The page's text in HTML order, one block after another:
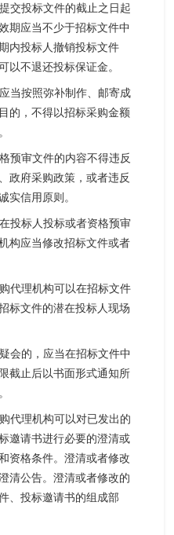
交投标文件的截止之日起
期应当不少于招标文件中
内投标人撤销投标文件
以不退还投标保证金。
当按照弥补制作、邮寄成
的，不得以招标采购金额
预审文件的内容不得违反
政府采购政策，或者违反
实信用原则。
投标人投标或者资格预审
构应当修改招标文件或者
代理机构可以在招标文件
标文件的潜在投标人现场
会的，应当在招标文件中
截止后以书面形式通知所
代理机构可以对已发出的
邀请书进行必要的澄清或
资格条件。澄清或者修改
清公告。澄清或者修改的
、投标邀请书的组成部